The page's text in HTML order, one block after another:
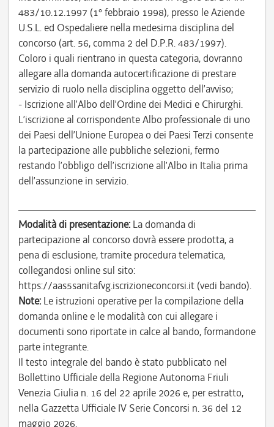
483/10.12.1997 (1° febbraio 1998), presso le Aziende
U.S.L. ed Ospedaliere nella medesima disciplina del
concorso (art. 56, comma 2 del D.P.R. 483/1997).
Coloro i quali rientrano in questa categoria, dovranno
allegare alla domanda autocertificazione di prestare
servizio di ruolo nella disciplina oggetto dell’avviso;
- Iscrizione all’Albo dell’Ordine dei Medici e Chirurghi.
L’iscrizione al corrispondente Albo professionale di uno
dei Paesi dell’Unione Europea o dei Paesi Terzi consente
la partecipazione alle pubbliche selezioni, fermo
restando l’obbligo dell’iscrizione all’Albo in Italia prima
dell’assunzione in servizio.
Modalità di presentazione: La domanda di
partecipazione al concorso dovrà essere prodotta, a
pena di esclusione, tramite procedura telematica,
collegandosi online sul sito:
https://aas5sanitafvg.iscrizioneconcorsi.it (vedi bando).
Note: Le istruzioni operative per la compilazione della
domanda online e le modalità con cui allegare i
documenti sono riportate in calce al bando, formandone
parte integrante.
Il testo integrale del bando è stato pubblicato nel
Bollettino Ufficiale della Regione Autonoma Friuli
Venezia Giulia n. 16 del 22 aprile 2026 e, per estratto,
nella Gazzetta Ufficiale IV Serie Concorsi n. 36 del 12
maggio 2026.